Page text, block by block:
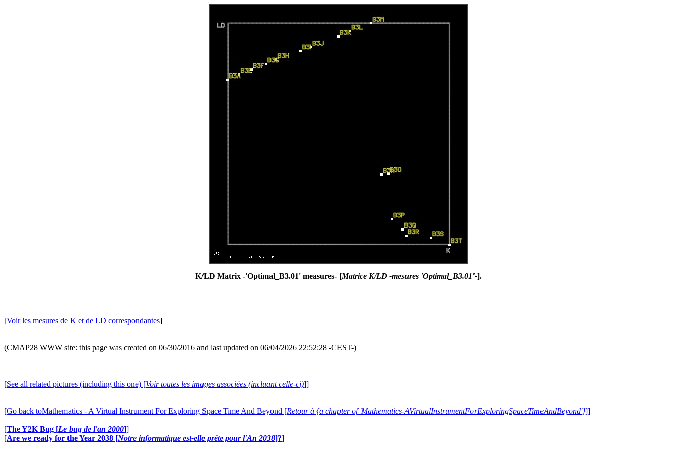
K/LD Matrix -'Optimal_B3.01' measures- [Matrice K/LD -mesures 'Optimal_B3.01'-].
[Voir les mesures de K et de LD correspondantes]
(CMAP28 WWW site: this page was created on 06/30/2016 and last updated on 06/04/2026 22:52:28 -CEST-)
[See all related pictures (including this one) [Voir toutes les images associées (incluant celle-ci)]]
[Go back toMathematics - A Virtual Instrument For Exploring Space Time And Beyond [Retour à {a chapter of 'Mathematics-AVirtualInstrumentForExploringSpaceTimeAndBeyond'}]]
[The Y2K Bug [Le bug de l'an 2000]]
[Are we ready for the Year 2038 [Notre informatique est-elle prête pour l'An 2038]?]